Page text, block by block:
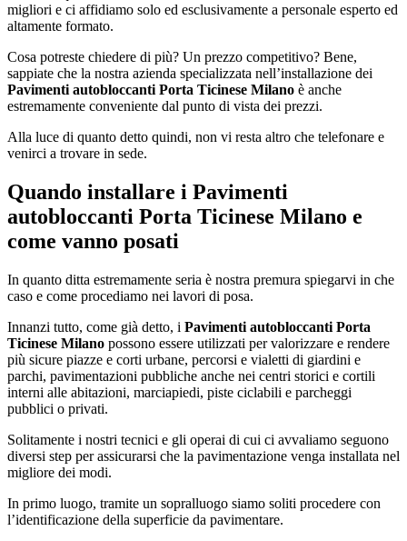
migliori e ci affidiamo solo ed esclusivamente a personale esperto ed
altamente formato.
Cosa potreste chiedere di più? Un prezzo competitivo? Bene,
sappiate che la nostra azienda specializzata nell’installazione dei
Pavimenti autobloccanti Porta Ticinese Milano è anche
estremamente conveniente dal punto di vista dei prezzi.
Alla luce di quanto detto quindi, non vi resta altro che telefonare e
venirci a trovare in sede.
Quando installare i Pavimenti
autobloccanti Porta Ticinese Milano e
come vanno posati
In quanto ditta estremamente seria è nostra premura spiegarvi in che
caso e come procediamo nei lavori di posa.
Innanzi tutto, come già detto, i Pavimenti autobloccanti Porta
Ticinese Milano possono essere utilizzati per valorizzare e rendere
più sicure piazze e corti urbane, percorsi e vialetti di giardini e
parchi, pavimentazioni pubbliche anche nei centri storici e cortili
interni alle abitazioni, marciapiedi, piste ciclabili e parcheggi
pubblici o privati.
Solitamente i nostri tecnici e gli operai di cui ci avvaliamo seguono
diversi step per assicurarsi che la pavimentazione venga installata nel
migliore dei modi.
In primo luogo, tramite un sopralluogo siamo soliti procedere con
l’identificazione della superficie da pavimentare.